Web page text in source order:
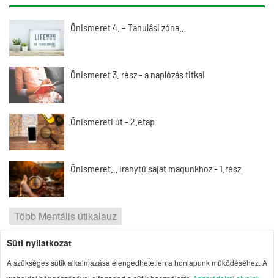
Önismeret 4. – Tanulási zóna…
Önismeret 3. rész - a naplózás titkai
Önismereti út - 2.etap
Önismeret… iránytű saját magunkhoz - 1.rész
Több Mentális útikalauz
Süti nyilatkozat
A szükséges sütik alkalmazása elengedhetetlen a honlapunk működéséhez. A